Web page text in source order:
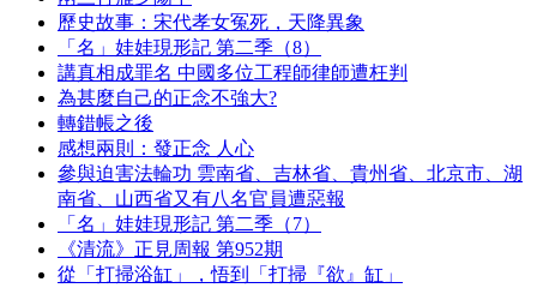
歷史故事：宋代孝女冤死，天降異象
「名」娃娃現形記 第二季（8）
講真相成罪名 中國多位工程師律師遭枉判
為甚麼自己的正念不強大?
轉錯帳之後
感想兩則：發正念 人心
參與迫害法輪功 雲南省、吉林省、貴州省、北京市、湖
南省、山西省又有八名官員遭惡報
「名」娃娃現形記 第二季（7）
《清流》正見周報 第952期
從「打掃浴缸」，悟到「打掃『欲』缸」